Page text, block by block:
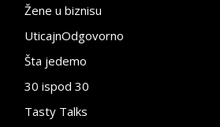
Žene u biznisu
UticajnOdgovorno
Šta jedemo
30 ispod 30
Tasty Talks